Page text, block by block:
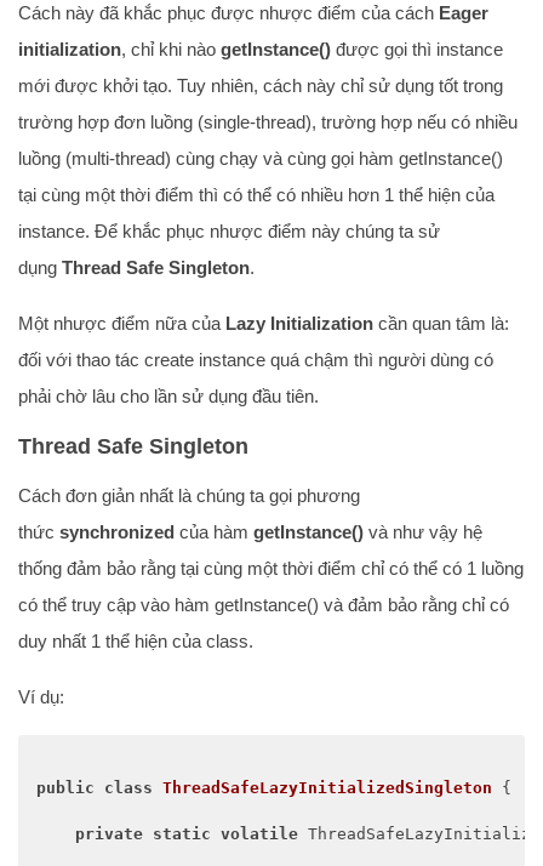
Cách này đã khắc phục được nhược điểm của cách Eager
initialization, chỉ khi nào getInstance() được gọi thì instance
mới được khởi tạo. Tuy nhiên, cách này chỉ sử dụng tốt trong
trường hợp đơn luồng (single-thread), trường hợp nếu có nhiều
luồng (multi-thread) cùng chạy và cùng gọi hàm getInstance()
tại cùng một thời điểm thì có thể có nhiều hơn 1 thể hiện của
instance. Để khắc phục nhược điểm này chúng ta sử
dụng Thread Safe Singleton.
Một nhược điểm nữa của Lazy Initialization cần quan tâm là:
đối với thao tác create instance quá chậm thì người dùng có
phải chờ lâu cho lần sử dụng đầu tiên.
Thread Safe Singleton
Cách đơn giản nhất là chúng ta gọi phương
thức synchronized của hàm getInstance() và như vậy hệ
thống đảm bảo rằng tại cùng một thời điểm chỉ có thể có 1 luồng
có thể truy cập vào hàm getInstance() và đảm bảo rằng chỉ có
duy nhất 1 thể hiện của class.
Ví dụ:
public class ThreadSafeLazyInitializedSingleton {
private static volatile